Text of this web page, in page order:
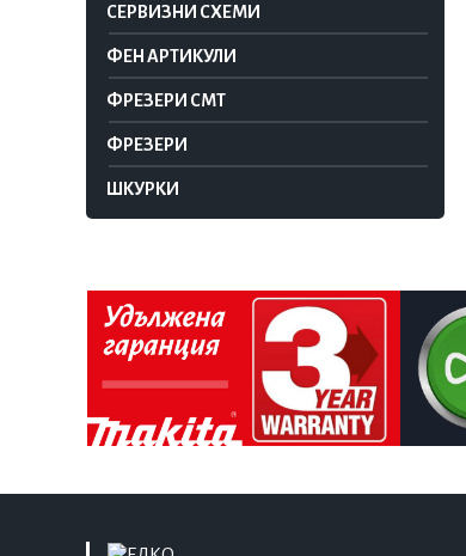
СЕРВИЗНИ СХЕМИ
ФЕН АРТИКУЛИ
ФРЕЗЕРИ CMT
ФРЕЗЕРИ
ШКУРКИ